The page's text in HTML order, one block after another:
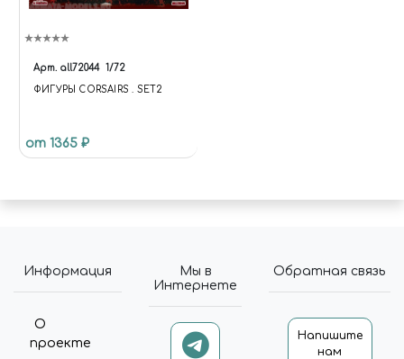
Арт. all72044 1/72
ФИГУРЫ CORSAIRS . SET2
от 1365 ₽
Информация
О
проекте
Мы в
Интернете
Обратная связь
Напишите
нам